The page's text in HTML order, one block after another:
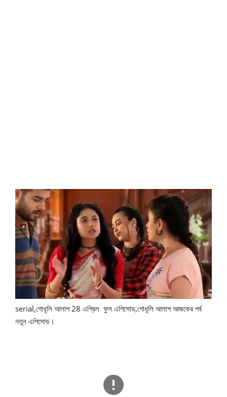
serial,গোধূলি আলাপ 28 এপ্রিল ফুল এপিসোড,গোধূলি আলাপ আজকের পর্ব
নতুন এপিসোড।